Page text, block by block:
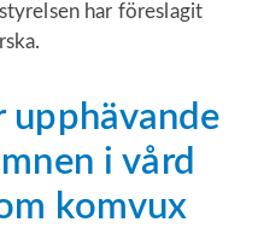
har föreslagit
i vård
komvux